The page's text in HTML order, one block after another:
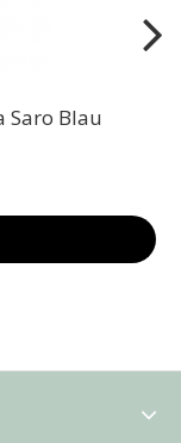
Blau